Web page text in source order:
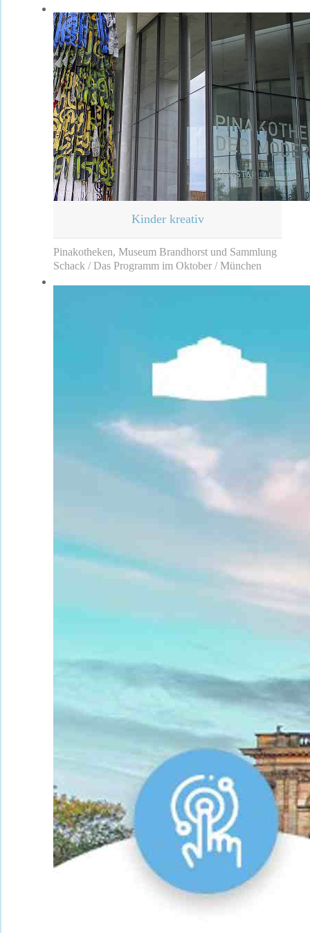
Kinder kreativ
Pinakotheken, Museum Brandhorst und Sammlung
Schack / Das Programm im Oktober / München